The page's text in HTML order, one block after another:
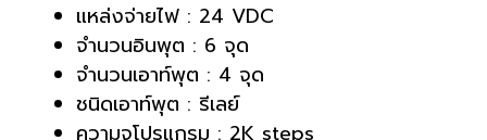
แหล่งจ่ายไฟ : 24 VDC
จำนวนอินพุต : 6 จุด
จำนวนเอาท์พุต : 4 จุด
ชนิดเอาท์พุต : รีเลย์
ความจุโปรแกรม : 2K steps